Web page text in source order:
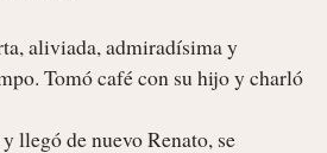
Tomó café con su hijo y charló